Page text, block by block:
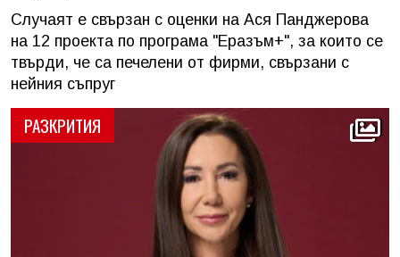
РАЗКРИТИЯ
Случаят е свързан с оценки на Ася Панджерова
на 12 проекта по програма "Еразъм+", за които се
твърди, че са печелени от фирми, свързани с
нейния съпруг